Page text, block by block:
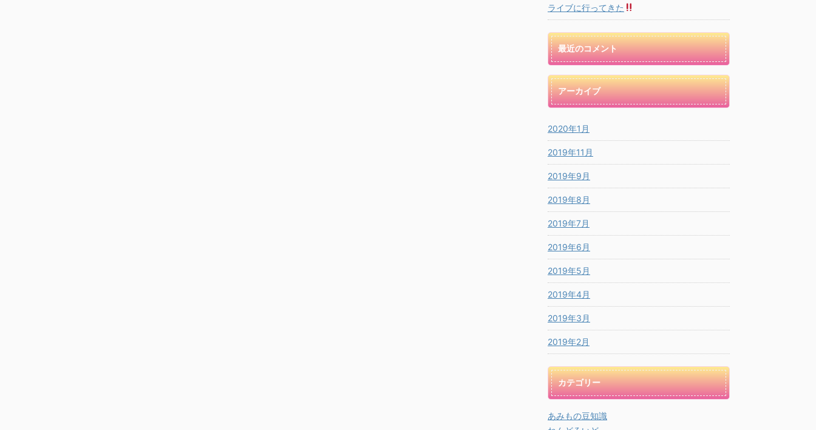
ライブに行ってきた
最近のコメント
アーカイブ
2020年1月
2019年11月
2019年9月
2019年8月
2019年7月
2019年6月
2019年5月
2019年4月
2019年3月
2019年2月
カテゴリー
あみもの豆知識